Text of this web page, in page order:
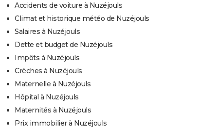
Accidents de voiture à Nuzéjouls
Climat et historique météo de Nuzéjouls
Salaires à Nuzéjouls
Dette et budget de Nuzéjouls
Impôts à Nuzéjouls
Crèches à Nuzéjouls
Maternelle à Nuzéjouls
Hôpital à Nuzéjouls
Maternités à Nuzéjouls
Prix immobilier à Nuzéjouls